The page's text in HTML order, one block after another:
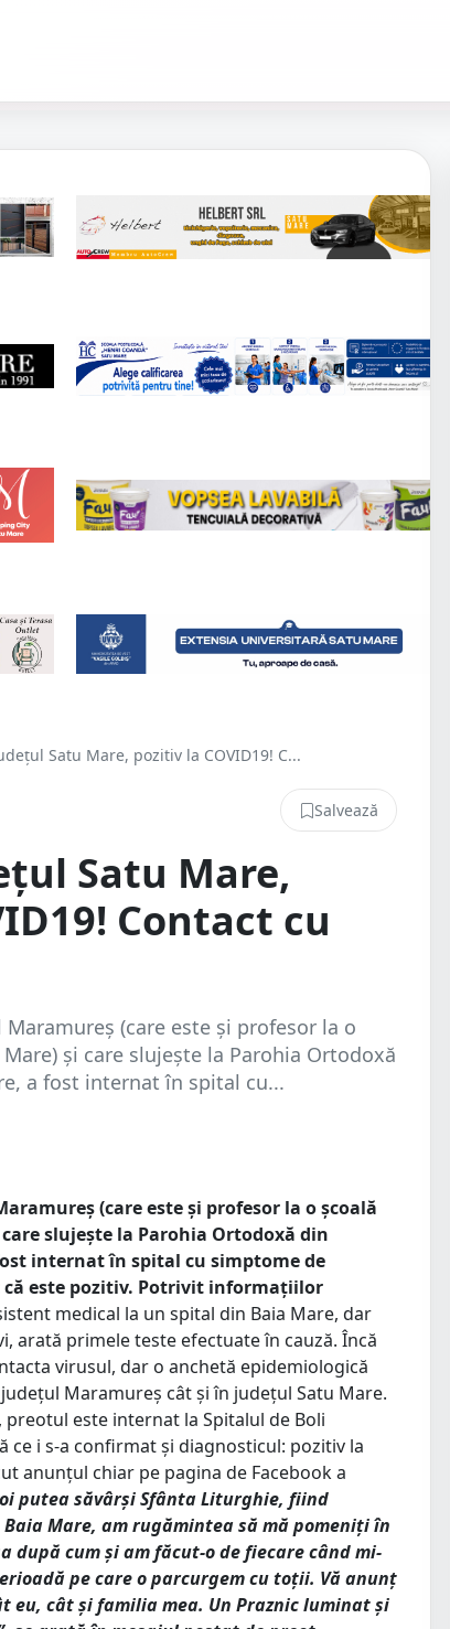
Satu Mare, pozitiv la COVID19! C...
Salvează
Satu Mare,
Contact cu
(care este și profesor la o
și care slujește la Parohia Ortodoxă
a fost internat în spital cu...
(care este și profesor la o școală
slujește la Parohia Ortodoxă din
internat în spital cu simptome de
este pozitiv. Potrivit informațiilor
medical la un spital din Baia Mare, dar
arată primele teste efectuate în cauză. Încă
virusul, dar o anchetă epidemiologică
Maramureș cât și în județul Satu Mare.
, preotul este internat la Spitalul de Boli
ce i s-a confirmat și diagnosticul: pozitiv la
anunțul chiar pe pagina de Facebook a
putea săvârși Sfânta Liturghie, fiind
Mare, am rugămintea să mă pomeniți în
cum și am făcut-o de fiecare când mi-
pe care o parcurgem cu toții. Vă anunț
eu, cât și familia mea. Un Praznic luminat și